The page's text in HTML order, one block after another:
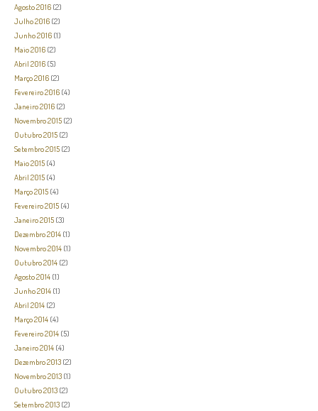
Agosto 2016 (2)
Julho 2016 (2)
Junho 2016 (1)
Maio 2016 (2)
Abril 2016 (5)
Março 2016 (2)
Fevereiro 2016 (4)
Janeiro 2016 (2)
Novembro 2015 (2)
Outubro 2015 (2)
Setembro 2015 (2)
Maio 2015 (4)
Abril 2015 (4)
Março 2015 (4)
Fevereiro 2015 (4)
Janeiro 2015 (3)
Dezembro 2014 (1)
Novembro 2014 (1)
Outubro 2014 (2)
Agosto 2014 (1)
Junho 2014 (1)
Abril 2014 (2)
Março 2014 (4)
Fevereiro 2014 (5)
Janeiro 2014 (4)
Dezembro 2013 (2)
Novembro 2013 (1)
Outubro 2013 (2)
Setembro 2013 (2)